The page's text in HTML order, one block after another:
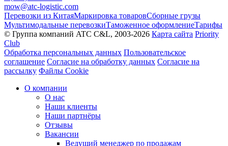
mow@atc-logistic.com
Перевозки из КитаяМаркировка товаровСборные грузы
Мультимодальные перевозкиТаможенное оформлениеТарифы
© Группа компаний ATC C&L, 2003-2026 Карта сайта Priority
Club
Обработка персональных данных Пользовательское
соглашение Согласие на обработку данных Согласие на
рассылку Файлы Cookie
О компании
О нас
Наши клиенты
Наши партнёры
Отзывы
Вакансии
Ведущий менеджер по продажам